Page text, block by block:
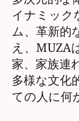
イナミック
ム、革新的
え、MUZA
家、家族連
多様な文化
ての人に何